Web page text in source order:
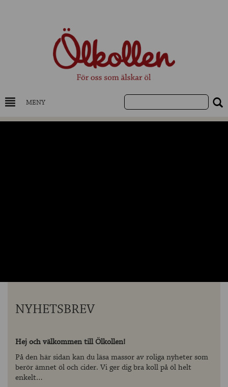
MENY
NYHETSBREV
Hej och välkommen till Ölkollen!
På den här sidan kan du läsa massor av roliga nyheter som
berör ämnet öl och cider. Vi ger dig bra koll på öl helt
enkelt…